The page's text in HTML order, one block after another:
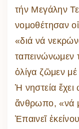
τήν Μεγάλην
νομοθέτησαν
«διά νά
ταπεινώνωμεν
ὀλίγα ζῶμεν μέ
Ἡ νηστεία
ἄνθρωπο, «νά
Ἐπαινεῖ